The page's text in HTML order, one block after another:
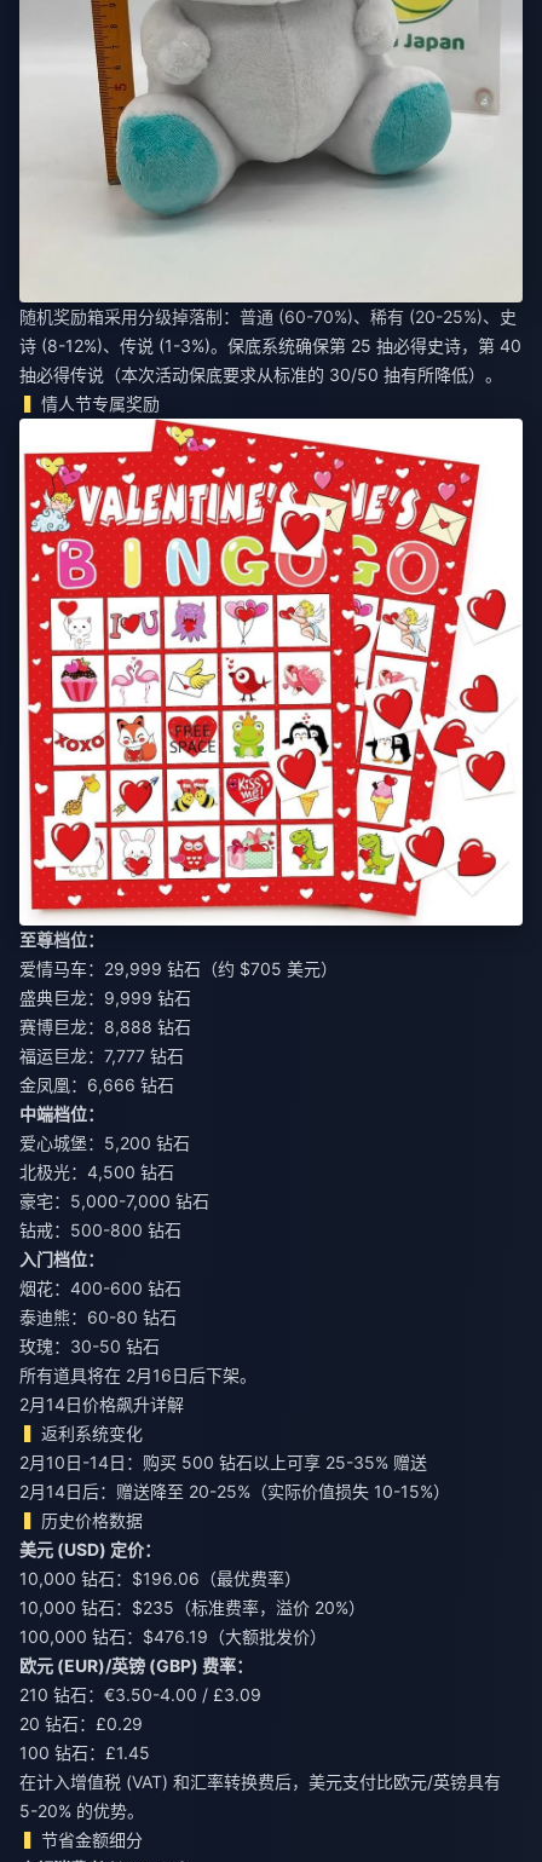
随机奖励箱采用分级掉落制：普通 (60-70%)、稀有 (20-25%)、史
诗 (8-12%)、传说 (1-3%)。保底系统确保第 25 抽必得史诗，第 40
抽必得传说（本次活动保底要求从标准的 30/50 抽有所降低）。
情人节专属奖励
至尊档位：
爱情马车：29,999 钻石（约 $705 美元）
盛典巨龙：9,999 钻石
赛博巨龙：8,888 钻石
福运巨龙：7,777 钻石
金凤凰：6,666 钻石
中端档位：
爱心城堡：5,200 钻石
北极光：4,500 钻石
豪宅：5,000-7,000 钻石
钻戒：500-800 钻石
入门档位：
烟花：400-600 钻石
泰迪熊：60-80 钻石
玫瑰：30-50 钻石
所有道具将在 2月16日后下架。
2月14日价格飙升详解
返利系统变化
2月10日-14日：购买 500 钻石以上可享 25-35% 赠送
2月14日后：赠送降至 20-25%（实际价值损失 10-15%）
历史价格数据
美元 (USD) 定价：
10,000 钻石：$196.06（最优费率）
10,000 钻石：$235（标准费率，溢价 20%）
100,000 钻石：$476.19（大额批发价）
欧元 (EUR)/英镑 (GBP) 费率：
210 钻石：€3.50-4.00 / £3.09
20 钻石：£0.29
100 钻石：£1.45
在计入增值税 (VAT) 和汇率转换费后，美元支付比欧元/英镑具有
5-20% 的优势。
节省金额细分